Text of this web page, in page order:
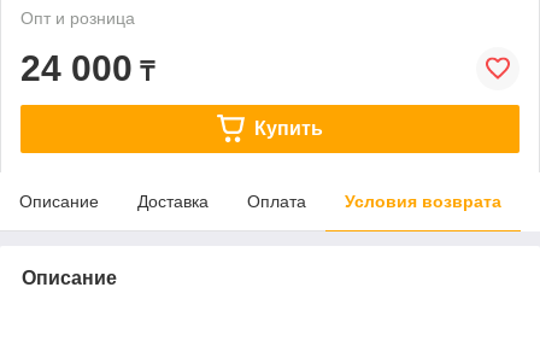
Опт и розница
24 000 ₸
Купить
Описание Доставка Оплата Условия возврата
Описание